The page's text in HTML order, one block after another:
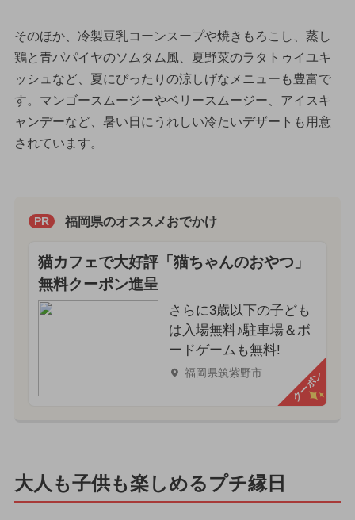
そのほか、冷製豆乳コーンスープや焼きもろこし、蒸し
鶏と青パパイヤのソムタム風、夏野菜のラタトゥイユキ
ッシュなど、夏にぴったりの涼しげなメニューも豊富で
す。マンゴースムージーやベリースムージー、アイスキ
ャンデーなど、暑い日にうれしい冷たいデザートも用意
されています。
PR 福岡県のオススメおでかけ
猫カフェで大好評「猫ちゃんのおやつ」
無料クーポン進呈
さらに3歳以下の子ども
は入場無料♪駐車場＆ボ
ードゲームも無料!
福岡県筑紫野市 クーポン
大人も子供も楽しめるプチ縁日